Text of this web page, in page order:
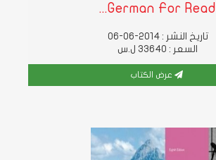
German For Read...
تاريخ النشر : 2014-06-06
السعر : 33640 ل.س
عرض الكتاب